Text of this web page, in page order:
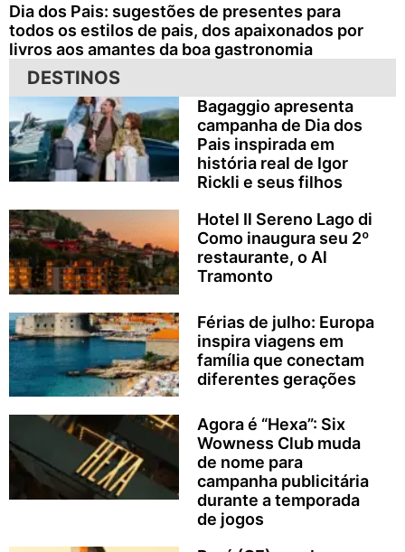
Dia dos Pais: sugestões de presentes para
todos os estilos de pais, dos apaixonados por
livros aos amantes da boa gastronomia
DESTINOS
Bagaggio apresenta
campanha de Dia dos
Pais inspirada em
história real de Igor
Rickli e seus filhos
Hotel Il Sereno Lago di
Como inaugura seu 2º
restaurante, o Al
Tramonto
Férias de julho: Europa
inspira viagens em
família que conectam
diferentes gerações
Agora é “Hexa”: Six
Wowness Club muda
de nome para
campanha publicitária
durante a temporada
de jogos